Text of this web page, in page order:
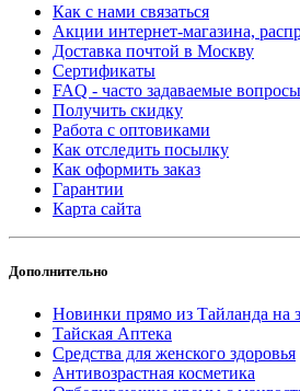
Как с нами связаться
Акции интернет-магазина,
Доставка почтой в Москву
Сертификаты
FAQ - часто задаваемые вопросы
Получить скидку
Работа с оптовиками
Как отследить посылку
Как оформить заказ
Гарантии
Карта сайта
Дополнительно
Новинки прямо из Тайланда на
Тайская Аптека
Средства для женского здоровья
Антивозрастная косметика